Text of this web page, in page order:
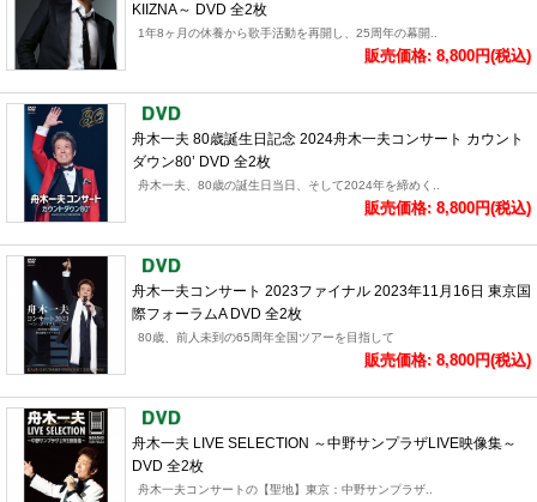
KIIZNA～ DVD 全2枚
1年8ヶ月の休養から歌手活動を再開し、25周年の幕開..
販売価格: 8,800円(税込)
舟木一夫 80歳誕生日記念 2024舟木一夫コンサート カウント
ダウン80’ DVD 全2枚
舟木一夫、80歳の誕生日当日、そして2024年を締めく..
販売価格: 8,800円(税込)
舟木一夫コンサート 2023ファイナル 2023年11月16日 東京国
際フォーラムA DVD 全2枚
80歳、前人未到の65周年全国ツアーを目指して
販売価格: 8,800円(税込)
舟木一夫 LIVE SELECTION ～中野サンプラザLIVE映像集～
DVD 全2枚
舟木一夫コンサートの【聖地】東京：中野サンプラザ..